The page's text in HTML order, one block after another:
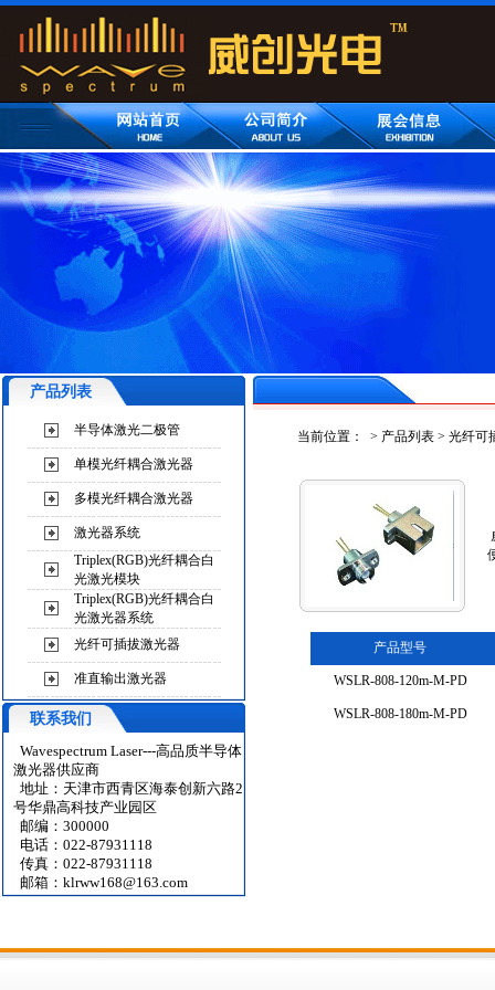
产品列表
半导体激光二极管
单模光纤耦合激光器
多模光纤耦合激光器
激光器系统
Triplex(RGB)光纤耦合白
光激光模块
Triplex(RGB)光纤耦合白
光激光器系统
光纤可插拔激光器
准直输出激光器
联系我们
Wavespectrum Laser---高品质半导体
激光器供应商
地址：天津市西青区海泰创新六路2
号华鼎高科技产业园区
邮编：300000
电话：022-87931118
传真：022-87931118
邮箱： klrww168@163.com
当前位置： > 产品列表> 光纤可
产品型号
WSLR-808-120m-M-PD
WSLR-808-180m-M-PD